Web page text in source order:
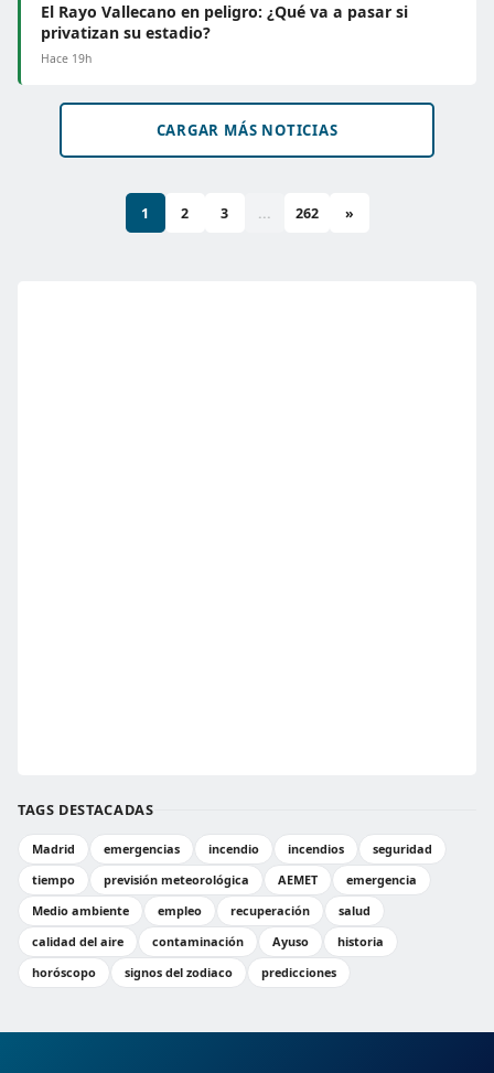
El Rayo Vallecano en peligro: ¿Qué va a pasar si
privatizan su estadio?
Hace 19h
CARGAR MÁS NOTICIAS
1 2 3 ... 262 »
TAGS DESTACADAS
Madrid emergencias incendio incendios
seguridad
tiempo
previsión meteorológica AEMET
emergencia
Medio ambiente
empleo recuperación
salud
calidad del aire
contaminación Ayuso
historia
horóscopo
signos del zodiaco predicciones